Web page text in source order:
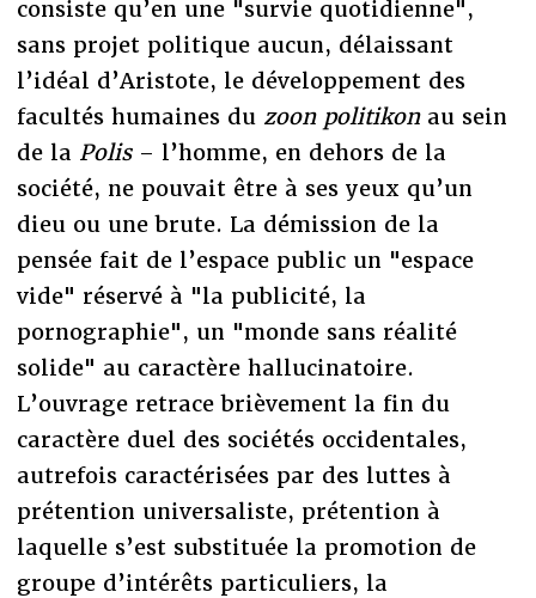
consiste qu’en une "survie quotidienne",
sans projet politique aucun, délaissant
l’idéal d’Aristote, le développement des
facultés humaines du zoon politikonau sein
de la Polis – l’homme, en dehors de la
société, ne pouvait être à ses yeux qu’un
dieu ou une brute. La démission de la
pensée fait de l’espace public un "espace
vide" réservé à "la publicité, la
pornographie", un "monde sans réalité
solide" au caractère hallucinatoire.
L’ouvrage retrace brièvement la fin du
caractère duel des sociétés occidentales,
autrefois caractérisées par des luttes à
prétention universaliste, prétention à
laquelle s’est substituée la promotion de
groupe d’intérêts particuliers, la